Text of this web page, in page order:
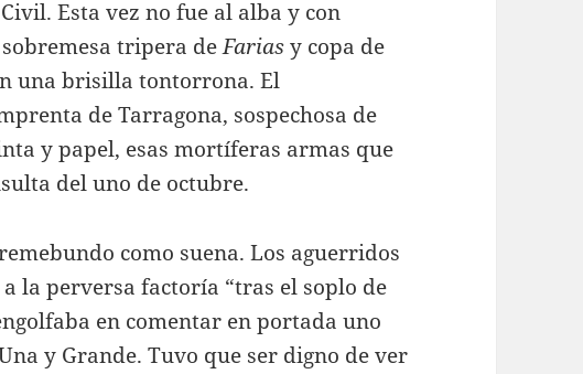
Esta vez no fue al alba y con
tripera deFariasy copa de
una brisilla tontorrona. El
de Tarragona, sospechosa de
y papel, esas mortíferas armas que
del uno de octubre.
como suena. Los aguerridos
la perversa factoría “tras el soplo de
en comentar en portada uno
y Grande. Tuvo que ser digno de ver